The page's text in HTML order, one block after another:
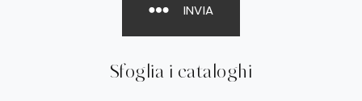
Sfoglia i cataloghi
INVIA